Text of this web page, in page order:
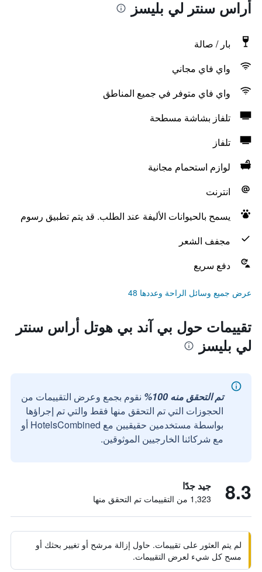
أراس سنتر لي بليسز
بار / صالة
واي فاي مجاني
واي فاي متوفر في جميع المناطق
تلفاز بشاشة مسطحة
تلفاز
لوازم استحمام مجانية
انترنت
يسمح بالحيوانات الأليفة عند الطلب. قد يتم تطبيق رسوم
مجفف الشعر
دفع سريع
عرض جميع وسائل الراحة وعددها 48
تقييمات حول بي آند بي هوتل أراس سنتر
لي بليسز
تم التحقق منه 100%
نقوم بجمع وعرض التقييمات من
الحجوزات التي تم التحقق منها فقط والتي تم إجراؤها
بواسطة مستخدمين حقيقيين مع HotelsCombined أو
مع شركائنا الخارجيين الموثوقين.
8.3 جيد جدًا
1,323 من التقييمات تم التحقق منها
لم يتم العثور على تقييمات. حاول إزالة مرشح أو تغيير بحثك أو
مسح كل شيء لعرض التقييمات.